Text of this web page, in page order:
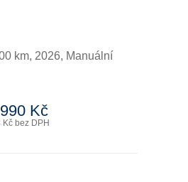
km, 2026, Manuální
Kč
bez DPH